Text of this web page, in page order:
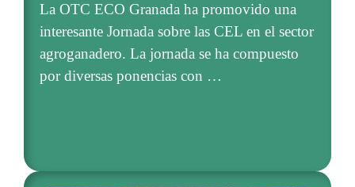
La OTC ECO Granada ha promovido una
interesante Jornada sobre las CEL en el sector
agroganadero. La jornada se ha compuesto
por diversas ponencias con …